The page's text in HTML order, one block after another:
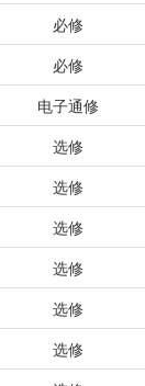
必修
必修
电子通修
选修
选修
选修
选修
选修
选修